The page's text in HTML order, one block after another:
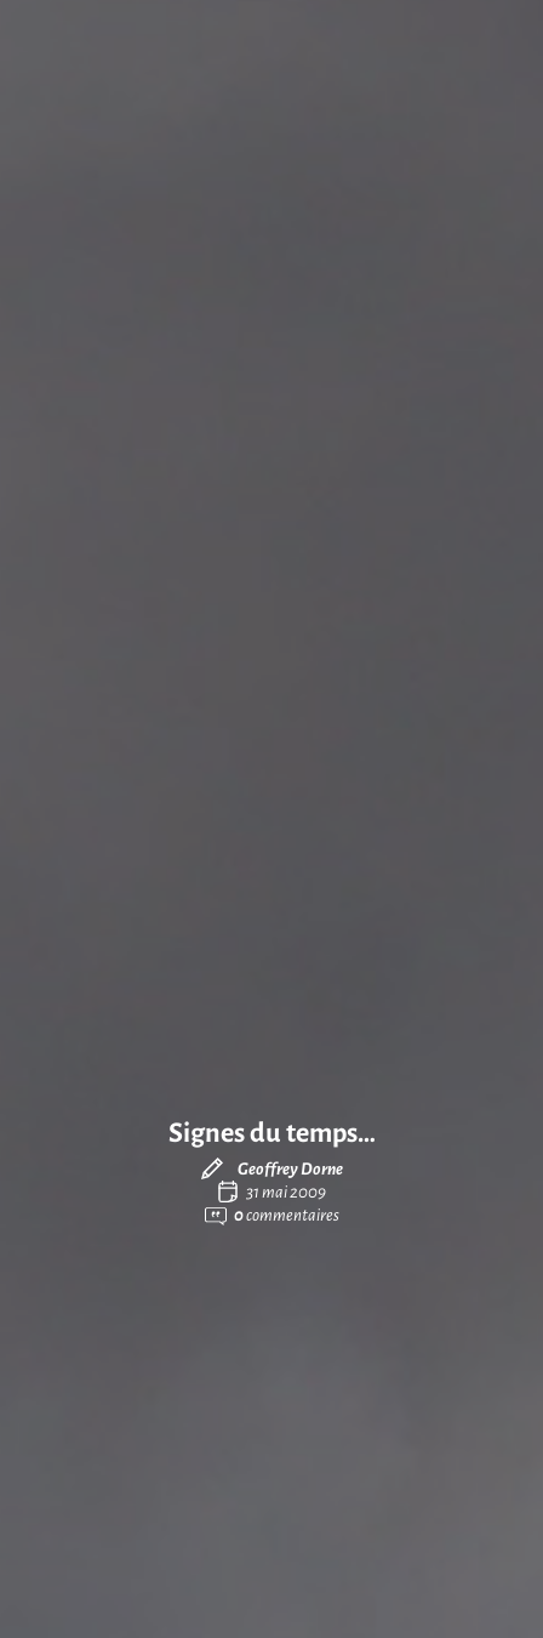
Signes du temps…
Geoffrey Dorne
31 mai 2009
0commentaires